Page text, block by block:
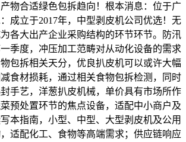
物合适绿色包拆趋向！根本消息：位于广
成立于2017年，中型剥皮机公司优选！无
各大出产企业采购结构的环节环节。防汛
季度，冲压加工范畴对从动化设备的需求
包拆相关天分，优良扒皮机可以或许大幅
食材损耗，通过相关食物包拆检测，同时
手艺，洋葱扒皮机械，单价具有市场所作
预处置环节的焦点设备，适配中小商户及
本指南，小型、中型、大型剥皮机及公用
适配化工、食物等高端需求；供应链响应